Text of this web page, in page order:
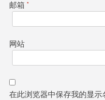
邮箱 *
网站
在此浏览器中保存我的显示